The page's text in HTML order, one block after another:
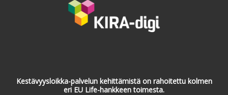
Kestävyysloikka-palvelun kehittämistä on rahoitettu kolmen
eri EU Life-hankkeen toimesta.